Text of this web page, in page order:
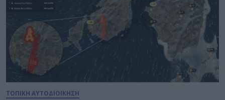
ΤΟΠΙΚΗ ΑΥΤΟΔΙΟΙΚΗΣΗ